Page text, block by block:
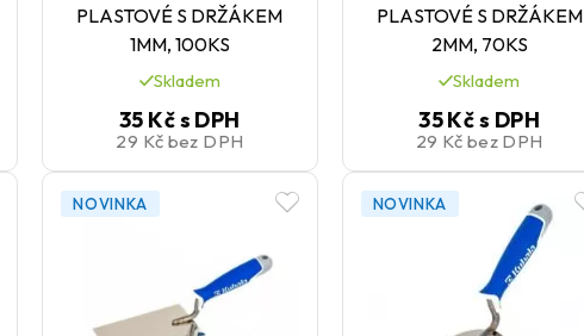
PLASTOVÉ S DRŽÁKEM
1MM, 100KS
Skladem
35 Kčs DPH
29 Kč bez DPH
PLASTOVÉ S DRŽÁKEM
2MM, 70KS
Skladem
35 Kčs DPH
29 Kč bez DPH
NOVINKA NOVINKA